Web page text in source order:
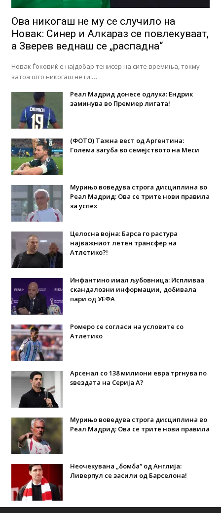
Ова никогаш не му се случило на
Новак: Синер и Алкараз се повлекуваат,
а Зверев веднаш се „распадна“
Новак Ѓоковиќ е најдобар тенисер на сите времиња, токму
затоа што никогаш не ги …
Реал Мадрид донесе одлука: Eндрик
заминува во Премиер лигата!
(ФОТО) Тажна вест од Аргентина:
Голема загуба во семејството на Меси
Мурињо воведува строга дисциплина во
Реал Мадрид: Ова се трите нови правила
за успех
Целосна војна: Барса го растура
најважниот летен трансфер на
Атлетико?!
Инфантино имал љубовница: Испливаа
скандалозни информации, добивала
пари од УЕФА
Ромеро се согласи на условите со
Атлетико
Арсенал со 138 милиони евра тргнува по
ѕвездата на Серија А?
Мурињо воведува строга дисциплина во
Реал Мадрид: Ова се трите нови правила
Неочекувана „бомба“ од Англија:
Ливерпул се засили од Барселона!